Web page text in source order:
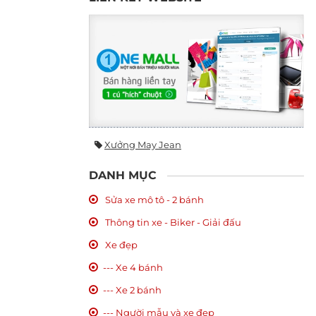
Xưởng May Jean
DANH MỤC
Sửa xe mô tô - 2 bánh
Thông tin xe - Biker - Giải đấu
Xe đẹp
--- Xe 4 bánh
--- Xe 2 bánh
--- Người mẫu và xe đẹp